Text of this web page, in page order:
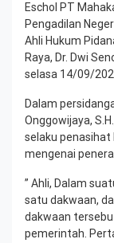
Eschol PT
Pengadilan
Ahli Hukum
Raya, Dr. Dwi
selasa 14/09/
Dalam
Onggowijaya,
selaku penasihat
mengenai
” Ahli, Dalam
satu dakwaan,
dakwaan
pemerintah.